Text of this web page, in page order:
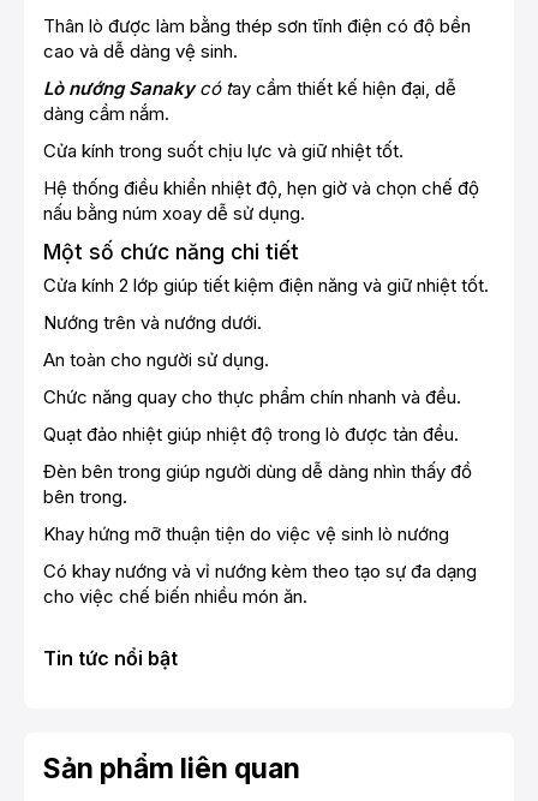
Thân lò được làm bằng thép sơn tĩnh điện có độ bền
cao và dễ dàng vệ sinh.
Lò nướng Sanakycótay cầm thiết kế hiện đại, dễ
dàng cầm nắm.
Cửa kính trong suốt chịu lực và giữ nhiệt tốt.
Hệ thống điều khiển nhiệt độ, hẹn giờ và chọn chế độ
nấu bằng núm xoay dễ sử dụng.
Một số chức năng chi tiết
Cửa kính 2 lớp giúp tiết kiệm điện năng và giữ nhiệt tốt.
Nướng trên và nướng dưới.
An toàn cho người sử dụng.
Chức năng quay cho thực phẩm chín nhanh và đều.
Quạt đảo nhiệt giúp nhiệt độ trong lò được tản đều.
Đèn bên trong giúp người dùng dễ dàng nhìn thấy đồ
bên trong.
Khay hứng mỡ thuận tiện do việc vệ sinh lò nướng
Có khay nướng và vỉ nướng kèm theo tạo sự đa dạng
cho việc chế biến nhiều món ăn.
Tin tức nổi bật
Sản phẩm liên quan